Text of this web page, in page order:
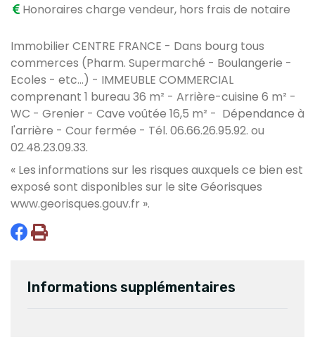
Honoraires charge vendeur, hors frais de notaire
Immobilier CENTRE FRANCE - Dans bourg tous
commerces (Pharm. Supermarché - Boulangerie -
Ecoles - etc...) - IMMEUBLE COMMERCIAL
comprenant 1 bureau 36 m² - Arrière-cuisine 6 m² -
WC - Grenier - Cave voûtée 16,5 m² - Dépendance à
l'arrière - Cour fermée - Tél. 06.66.26.95.92. ou
02.48.23.09.33.
« Les informations sur les risques auxquels ce bien est
exposé sont disponibles sur le site Géorisques
www.georisques.gouv.fr ».
Informations supplémentaires